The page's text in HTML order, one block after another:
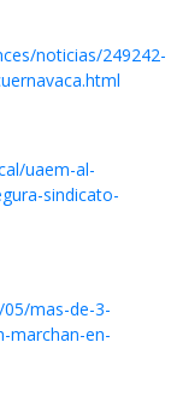
noticias/249242-
uaem-al-
sindicato-
mas-de-3-
marchan-en-